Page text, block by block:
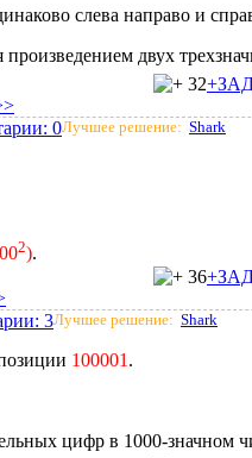
32
0Лучшее решение: Shark
слева направо и
двух
36
3Лучшее решение: Shark
2).
100001 .
цифр в 1000-значном